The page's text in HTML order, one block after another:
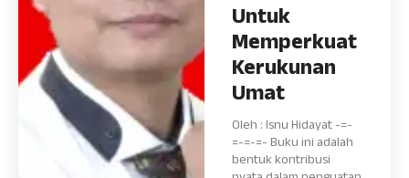
Untuk
Memperkuat
Kerukunan
Umat
Oleh : Isnu Hidayat -=-
=-=-=- Buku ini adalah
bentuk kontribusi